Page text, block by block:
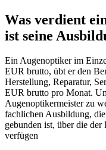
Was verdient
ist seine
Ein Augenoptiker im
EUR brutto, übt er den
Herstellung, Reparatur,
EUR brutto pro Monat.
Augenoptikermeister zu
fachlichen Ausbildung,
gebunden ist, über die der
verfügen